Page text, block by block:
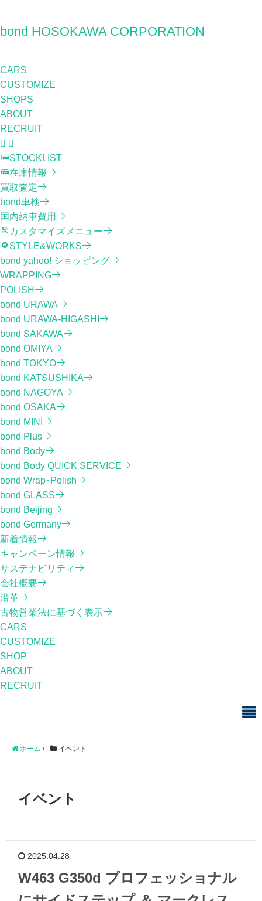
bond HOSOKAWA CORPORATION
CARS
CUSTOMIZE
SHOPS
ABOUT
RECRUIT
STOCKLIST
在庫情報
買取査定
bond車検
国内納車費用
カスタマイズメニュー
STYLE&WORKS
bond yahoo! ショッピング
WRAPPING
POLISH
bond URAWA
bond URAWA-HIGASHI
bond SAKAWA
bond OMIYA
bond TOKYO
bond KATSUSHIKA
bond NAGOYA
bond OSAKA
bond MINI
bond Plus
bond Body
bond Body QUICK SERVICE
bond Wrap･Polish
bond GLASS
bond Beijing
bond Germany
新着情報
キャンペーン情報
サステナビリティ
会社概要
沿革
古物営業法に基づく表示
CARS
CUSTOMIZE
SHOP
ABOUT
RECRUIT
ホーム / イベント
イベント
2025.04.28
W463 G350d プロフェッショナル